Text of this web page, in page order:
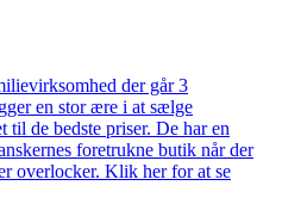
der går 3
en stor ære i at sælge
til de bedste priser. De har en
foretrukne butik når der
overlocker. Klik her for at se